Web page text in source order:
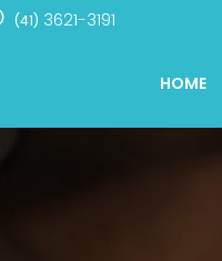
(41) 3621-3191
HOME